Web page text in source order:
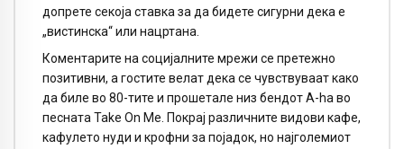
допрете секоја ставка за да бидете сигурни дека е
„вистинскa“ или нацртана.
Коментарите на социјалните мрежи се претежно
позитивни, а гостите велат дека се чувствуваат како
да биле во 80-тите и прошетале низ бендот А-hа во
песната Take On Me. Покрај различните видови кафе,
кафулето нуди и крофни за појадок, но најголемиот